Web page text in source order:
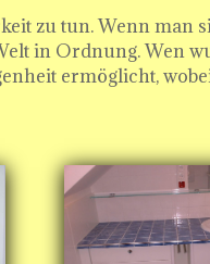
zu tun. Wenn man
in Ordnung. Wen
ermöglicht,